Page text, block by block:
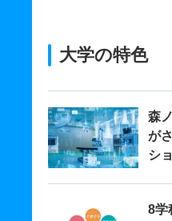
大学の特色
森
が
シ
8学